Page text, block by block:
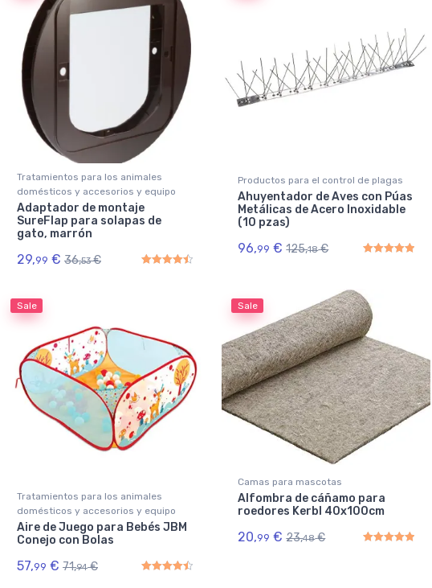
Tratamientos para los animales
domésticos y accesorios y equipo
Adaptador de montaje
SureFlap para solapas de
gato, marrón
29,99 € 36,53 €
Productos para el control de plagas
Ahuyentador de Aves con Púas
Metálicas de Acero Inoxidable
(10 pzas)
96,99 € 125,18 €
Sale
Tratamientos para los animales
domésticos y accesorios y equipo
Aire de Juego para Bebés JBM
Conejo con Bolas
57,99 € 71,94 €
Sale
Camas para mascotas
Alfombra de cáñamo para
roedores Kerbl 40x100cm
20,99 € 23,48 €